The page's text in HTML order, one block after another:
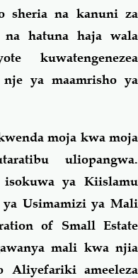
sheria na kanuni za
hatuna haja wala
kuwatengenezea
ya maamrisho ya
moja kwa moja
uliopangwa.
isokuwa ya Kiislamu
Usimamizi ya Mali
of Small Estate
mali kwa njia
Aliyefariki ameeleza